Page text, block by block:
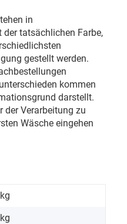
in
tatsächlichen Farbe,
gestellt werden.
kommen
darstellt.
der Verarbeitung zu
Wäsche eingehen
kg